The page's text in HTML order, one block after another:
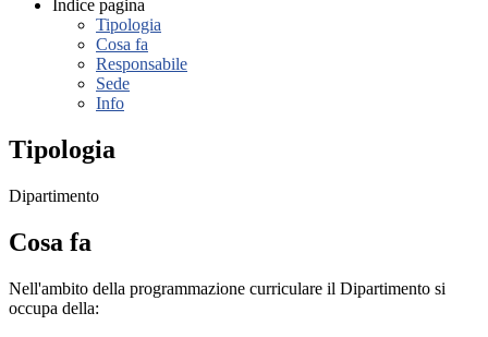
Indice pagina
Tipologia
Cosa fa
Responsabile
Sede
Info
Tipologia
Dipartimento
Cosa fa
Nell'ambito della programmazione curriculare il Dipartimento si
occupa della: